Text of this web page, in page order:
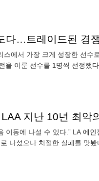
에서 가장 크게 성장한 선수
이룬 선수를 1명씩 선정했
이동에 나설 수 있다.” LA 에
나섰으나 처절한 실패를 맛봤